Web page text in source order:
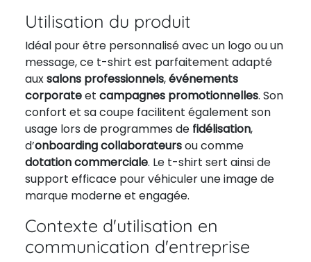
Utilisation du produit
Idéal pour être personnalisé avec un logo ou un
message, ce t-shirt est parfaitement adapté
auxsalons professionnels,événements
corporateet campagnes promotionnelles. Son
confort et sa coupe facilitent également son
usage lors de programmes de fidélisation,
d’onboarding collaborateursou comme
dotation commerciale. Le t-shirt sert ainsi de
support efficace pour véhiculer une image de
marque moderne et engagée.
Contexte d'utilisation en
communication d'entreprise